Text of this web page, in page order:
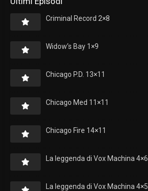
Criminal Record 2×8
Widow’s Bay 1×9
Chicago P.D. 13×11
Chicago Med 11×11
Chicago Fire 14×11
La leggenda di Vox Machina 4×6
La leggenda di Vox Machina 4×5